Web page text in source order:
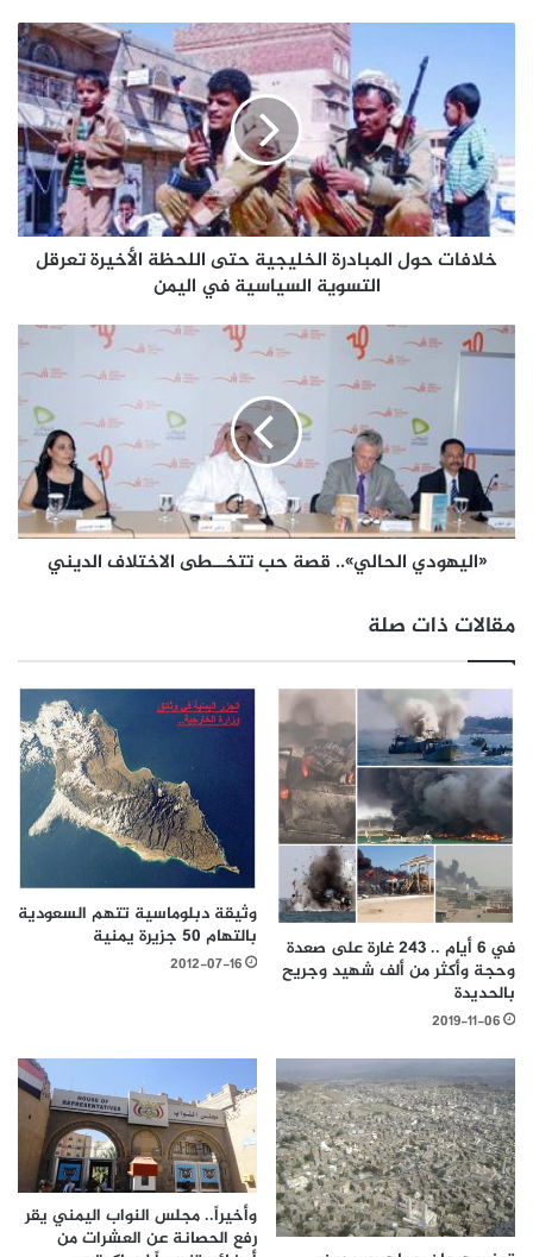
خلافات حول المبادرة الخليجية حتى اللحظة الأخيرة تعرقل
التسوية السياسية في اليمن
«اليهودي الحالي».. قصة حب تتخــطى الاختلاف الديني
مقالات ذات صلة
في 6 أيام .. 243 غارة على صعدة
وحجة وأكثر من ألف شهيد وجريح
بالحديدة
2019-11-06
وثيقة دبلوماسية تتهم السعودية
بالتهام 50 جزيرة يمنية
2012-07-16
وأخيراً.. مجلس النواب اليمني يقر
رفع الحصانة عن العشرات من